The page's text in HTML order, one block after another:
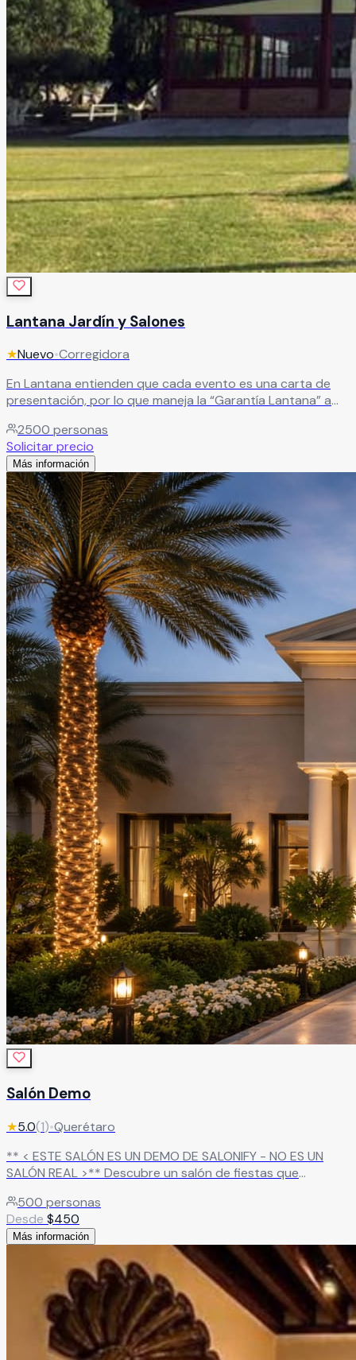
Lantana Jardín y Salones
★Nuevo•Corregidora
En Lantana entienden que cada evento es una carta de
presentación, por lo que maneja la “Garantía Lantana” a
disposición de los novios todo su personal certificado,
correspondiendo la confianza de poner en sus manos tan
importante evento en sus vidas.
2500 personas
Solicitar precio
Más información
Salón Demo
★5.0(1)•Querétaro
** < ESTE SALÓN ES UN DEMO DE SALONIFY - NO ES UN
SALÓN REAL >** Descubre un salón de fiestas que
hacer de cada evento una experiencia memorable. Su
imponente fachada de estilo contemporáneo, rodeada de
iluminación cálida y áreas verdes cuidadosamente
diseñadas, crea una primera impresión espectacular desde
el primer momentoLeer más
500 personas
Desde $450
Más información